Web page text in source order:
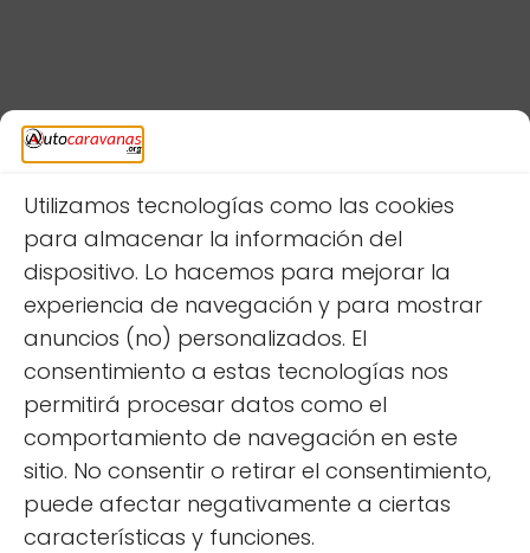
Utilizamos tecnologías como las cookies
para almacenar la información del
dispositivo. Lo hacemos para mejorar la
experiencia de navegación y para mostrar
anuncios (no) personalizados. El
consentimiento a estas tecnologías nos
permitirá procesar datos como el
comportamiento de navegación en este
sitio. No consentir o retirar el consentimiento,
puede afectar negativamente a ciertas
características y funciones.
Deja una respuesta